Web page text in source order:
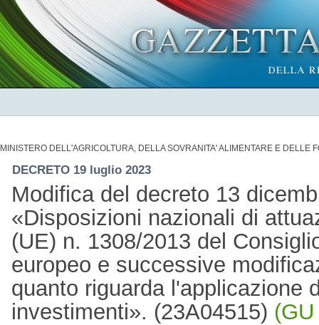
MINISTERO DELL'AGRICOLTURA, DELLA SOVRANITA' ALIMENTARE E DELLE
DECRETO 19 luglio 2023
Modifica del decreto 13
«Disposizioni nazionali di
(UE) n. 1308/2013 del
europeo e successive
quanto riguarda l'applicazione
investimenti». (23A04515)